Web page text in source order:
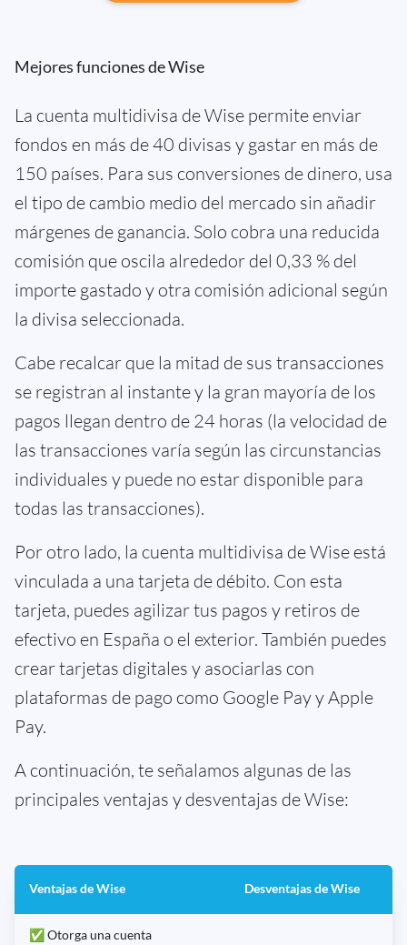
Mejores funciones de Wise
La cuenta multidivisa de Wise permite enviar
fondos en más de 40 divisas y gastar en más de
150 países. Para sus conversiones de dinero, usa
el tipo de cambio medio del mercado sin añadir
márgenes de ganancia. Solo cobra una reducida
comisión que oscila alrededor del 0,33 % del
importe gastado y otra comisión adicional según
la divisa seleccionada.
Cabe recalcar que la mitad de sus transacciones
se registran al instante y la gran mayoría de los
pagos llegan dentro de 24 horas (la velocidad de
las transacciones varía según las circunstancias
individuales y puede no estar disponible para
todas las transacciones).
Por otro lado, la cuenta multidivisa de Wise está
vinculada a una tarjeta de débito. Con esta
tarjeta, puedes agilizar tus pagos y retiros de
efectivo en España o el exterior. También puedes
crear tarjetas digitales y asociarlas con
plataformas de pago como Google Pay y Apple
Pay.
A continuación, te señalamos algunas de las
principales ventajas y desventajas de Wise:
Ventajas de Wise Desventajas de Wise
✅ Otorga una cuenta